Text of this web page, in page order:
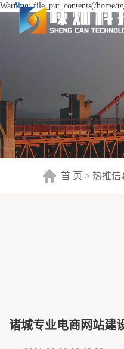
Warning: file_put_contents(/home/
首 页 > 热推信
诸城专业电商网站建